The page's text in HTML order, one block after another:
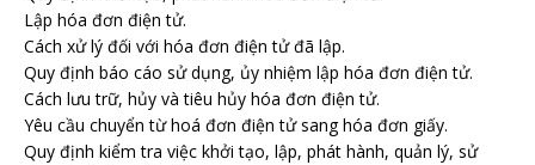
Lập hóa đơn điện tử.
Cách xử lý đối với hóa đơn điện tử đã lập.
Quy định báo cáo sử dụng, ủy nhiệm lập hóa đơn điện tử.
Cách lưu trữ, hủy và tiêu hủy hóa đơn điện tử.
Yêu cầu chuyển từ hoá đơn điện tử sang hóa đơn giấy.
Quy định kiểm tra việc khởi tạo, lập, phát hành, quản lý, sử